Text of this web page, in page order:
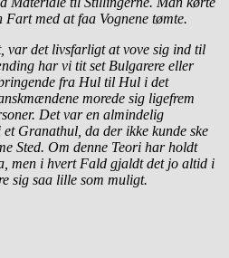
med at faa Vognene tømte.
var det livsfarligt at vove sig ind til
har vi tit set Bulgarere eller
fra Hul til Hul i det
morede sig ligefrem
Det var en almindelig
Granathul, da der ikke kunde ske
Sted. Om denne Teori har holdt
men i hvert Fald gjaldt det jo altid i
sig saa lille som muligt.